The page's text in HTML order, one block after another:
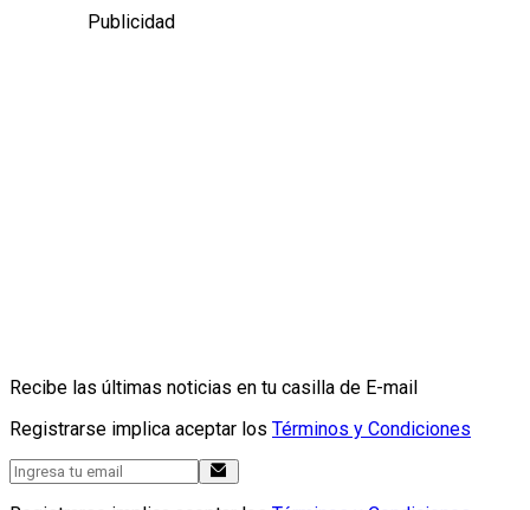
Publicidad
Recibe las últimas noticias en tu casilla de E-mail
Registrarse implica aceptar los Términos y Condiciones